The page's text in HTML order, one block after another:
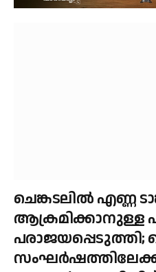
ചെങ്കടലില്‍ എണ്ണ
ആക്രമിക്കാനുള്ള
പരാജയപ്പെടുത്തി;